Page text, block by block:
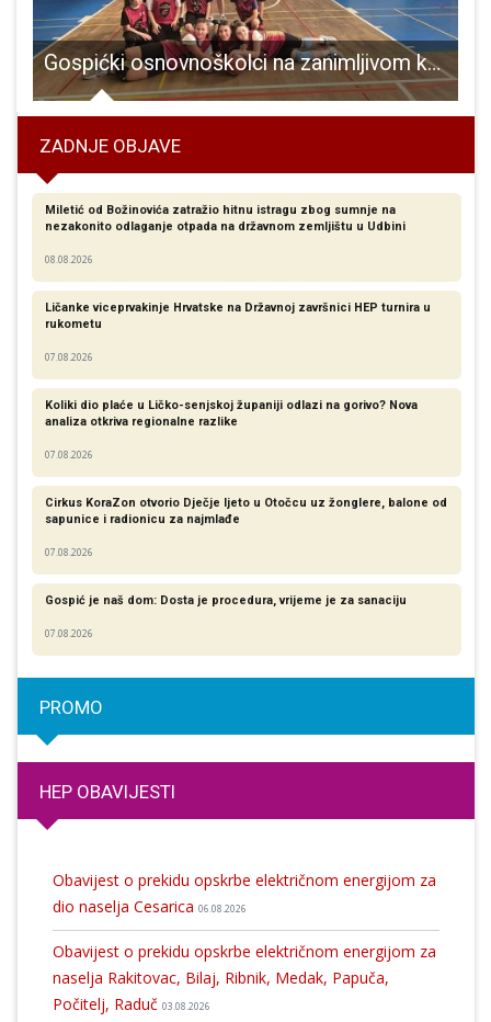
Gospićki osnovnoškolci na zanimljivom košarkaškom natjecanju među 16 najboljih u Hrvatskoj!!!
ZADNJE OBJAVE
Miletić od Božinovića zatražio hitnu istragu zbog sumnje na
nezakonito odlaganje otpada na državnom zemljištu u Udbini
08.08.2026
Ličanke viceprvakinje Hrvatske na Državnoj završnici HEP turnira u
rukometu
07.08.2026
Koliki dio plaće u Ličko-senjskoj županiji odlazi na gorivo? Nova
analiza otkriva regionalne razlike​
07.08.2026
Cirkus KoraZon otvorio Dječje ljeto u Otočcu uz žonglere, balone od
sapunice i radionicu za najmlađe
07.08.2026
Gospić je naš dom: Dosta je procedura, vrijeme je za sanaciju
07.08.2026
PROMO
HEP OBAVIJESTI
Obavijest o prekidu opskrbe električnom energijom za
dio naselja Cesarica 06.08.2026
Obavijest o prekidu opskrbe električnom energijom za
naselja Rakitovac, Bilaj, Ribnik, Medak, Papuča,
Počitelj, Raduč 03.08.2026